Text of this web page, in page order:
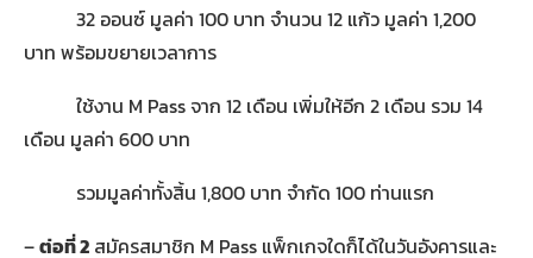
32 ออนซ์ มูลค่า 100 บาท จำนวน 12 แก้ว มูลค่า 1,200
บาท พร้อมขยายเวลาการ
ใช้งาน M Pass จาก 12 เดือน เพิ่มให้อีก 2 เดือน รวม 14
เดือน มูลค่า 600 บาท
รวมมูลค่าทั้งสิ้น 1,800 บาท จำกัด 100 ท่านแรก
–ต่อที่2 สมัครสมาชิก M Pass แพ็กเกจใดก็ได้ในวันอังคารและ